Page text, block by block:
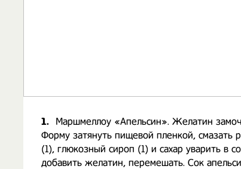
1.
Маршмеллоу «Апельсин». Желатин
Форму затянуть пищевой пленкой, смазать
(1), глюкозный сироп (1) и сахар уварить в
добавить желатин, перемешать. Сок